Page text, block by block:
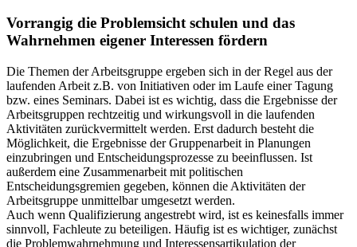
Vorrangig die Problemsicht schulen und das
Wahrnehmen eigener Interessen fördern
Die Themen der Arbeitsgruppe ergeben sich in der Regel aus der
laufenden Arbeit z.B. von Initiativen oder im Laufe einer Tagung
bzw. eines Seminars. Dabei ist es wichtig, dass die Ergebnisse der
Arbeitsgruppen rechtzeitig und wirkungsvoll in die laufenden
Aktivitäten zurückvermittelt werden. Erst dadurch besteht die
Möglichkeit, die Ergebnisse der Gruppenarbeit in Planungen
einzubringen und Entscheidungsprozesse zu beeinflussen. Ist
außerdem eine Zusammenarbeit mit politischen
Entscheidungsgremien gegeben, können die Aktivitäten der
Arbeitsgruppe unmittelbar umgesetzt werden.
Auch wenn Qualifizierung angestrebt wird, ist es keinesfalls immer
sinnvoll, Fachleute zu beteiligen. Häufig ist es wichtiger, zunächst
die Problemwahrnehmung und Interessensartikulation der